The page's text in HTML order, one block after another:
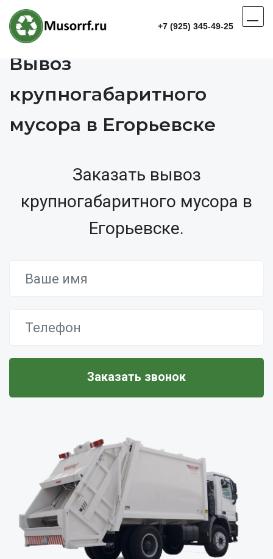
+7 (925) 345-49-25
Вывоз
крупногабаритного
мусора в Егорьевске
Заказать вывоз
крупногабаритного мусора в
Егорьевске.